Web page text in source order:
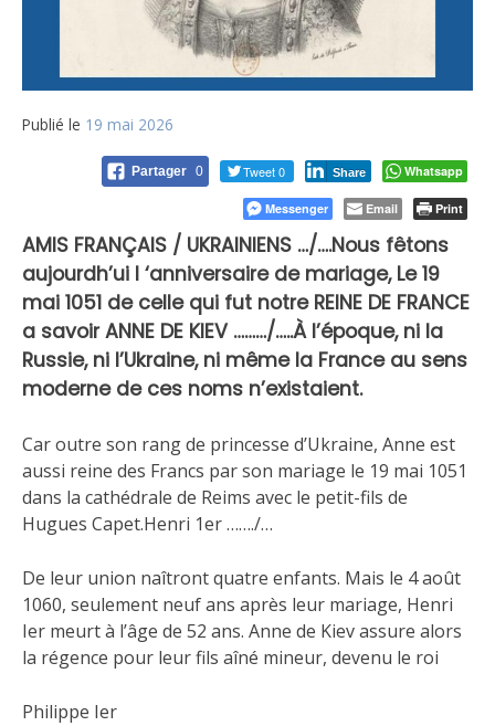
Publié le 19 mai 2026
Partager 0 Tweet 0 Share Whatsapp
Messenger Email Print
AMIS FRANÇAIS / UKRAINIENS …/….Nous fêtons
aujourdh’ui l ‘anniversaire de mariage, Le 19
mai 1051 de celle qui fut notre REINE DE FRANCE
a savoir ANNE DE KIEV ………/…..À l’époque, ni la
Russie, ni l’Ukraine, ni même la France au sens
moderne de ces noms n’existaient.
Car outre son rang de princesse d’Ukraine, Anne est
aussi reine des Francs par son mariage le 19 mai 1051
dans la cathédrale de Reims avec le petit-fils de
Hugues Capet.Henri 1er ……./…
De leur union naîtront quatre enfants. Mais le 4 août
1060, seulement neuf ans après leur mariage, Henri
Ier meurt à l’âge de 52 ans. Anne de Kiev assure alors
la régence pour leur fils aîné mineur, devenu le roi
Philippe Ier